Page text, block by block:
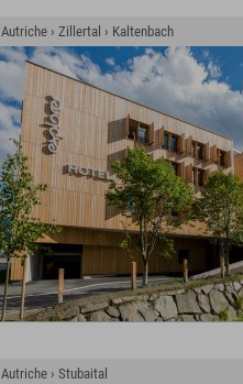
Autriche › Zillertal › Kaltenbach
Autriche › Stubaital